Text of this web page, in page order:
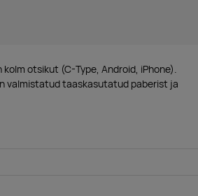
otsikut (C-Type, Android, iPhone).
valmistatud taaskasutatud paberist ja